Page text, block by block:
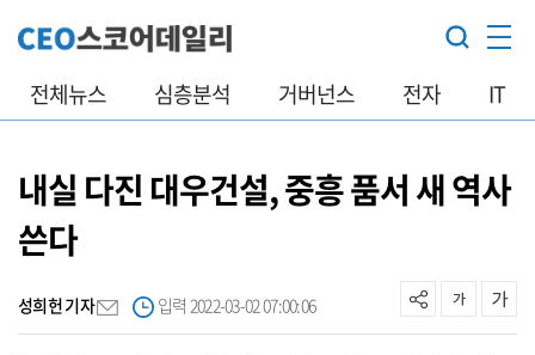
전체뉴스 심층분석 거버넌스 전자 IT
내실 다진 대우건설, 중흥 품서 새 역사
쓴다
성희헌 기자 입력 2022-03-02 07:00:06